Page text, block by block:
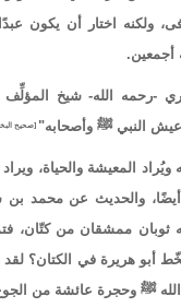
ولكنه اختار أن يكون
أجمعين.
-رحمه الله- شيخ
النبي ﷺ وأصحابه" [صحيح
المعيشة والحياة،
أيضًا، والحديث عن محمد
ثوبان ممشقان من كتّان،
أبو هريرة في الكتان؟ لقد
ﷺ وحجرة عائشة من